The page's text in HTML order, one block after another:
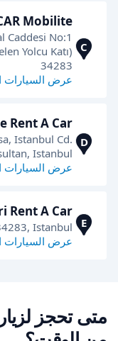
C
Mobilite
Caddesi No:1
Yolcu Katı)
34283
عرض السيارات
D
Rent A Car
Istanbul Cd.
Istanbul
عرض السيارات
E
Rent A Car
Istanbul
عرض السيارات
متى تحجز